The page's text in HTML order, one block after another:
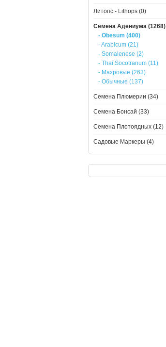
Литопс - Lithops (0)
Семена Адениума (1268)
- Obesum (400)
- Arabicum (21)
- Somalenese (2)
- Thai Socotranum (11)
- Махровые (263)
- Обычные (137)
Семена Плюмерии (34)
Семена Бонсай (33)
Семена Плотоядных (12)
Садовые Маркеры (4)